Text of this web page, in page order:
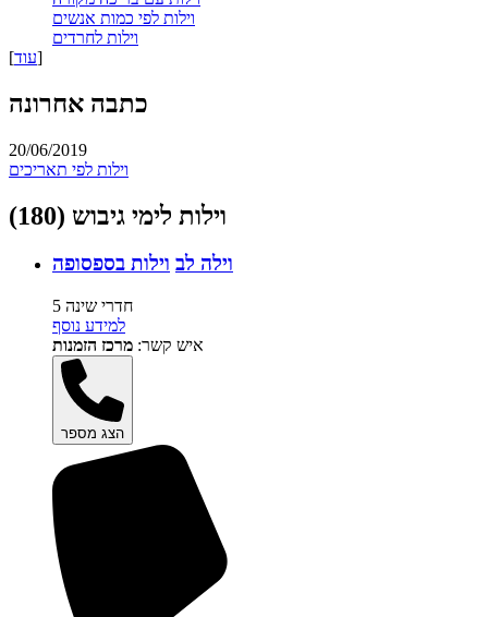
וילות לפי כמות אנשים
וילות לחרדים
[עוד]
כתבה אחרונה
20/06/2019
וילות לפי תאריכים
וילות לימי גיבוש (180)
וילה לב וילות בספסופה
5 חדרי שינה
למידע נוסף
איש קשר: מרכז הזמנות
הצג מספר